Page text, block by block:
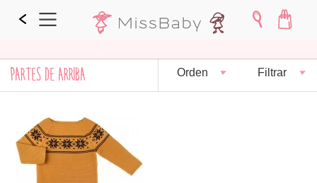
PARTES DE ARRIBA Orden Filtrar